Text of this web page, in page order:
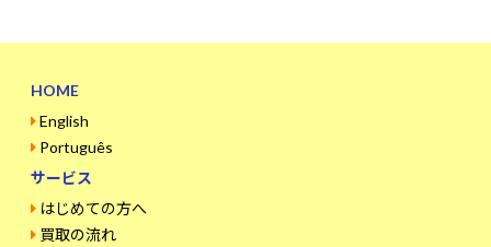
HOME
English
Português
サービス
はじめての方へ
買取の流れ